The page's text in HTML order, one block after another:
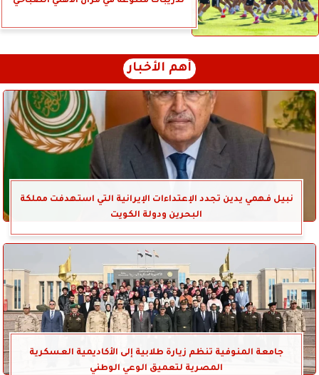
أهم الأخبار
نبيل فهمي يدين تجدد الإعتداءات الإيرانية التي استهدفت مملكة
البحرين ودولة الكويت
جامعة المنوفية تنظم زيارة طلابية إلى الأكاديمية العسكرية
المصرية لتعميق الوعي الوطني